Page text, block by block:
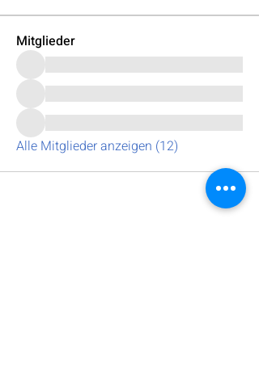
Mitglieder
Alle Mitglieder anzeigen (12)